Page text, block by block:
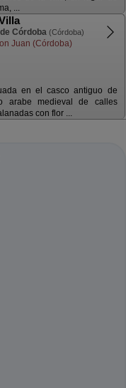
...
Córdoba (Córdoba)
Juan (Córdoba)
en el casco antiguo de
arabe medieval de calles
con flor ...